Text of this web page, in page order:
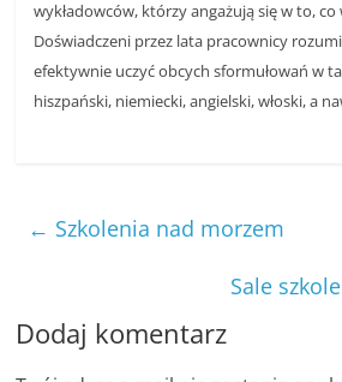
o
r
j
r
wykładowców, którzy angażują się w to,
Doświadczeni przez lata pracownicy
efektywnie uczyć obcych sformułowań w
hiszpański, niemiecki, angielski, włoski, a
← Szkolenia nad morzem
Sale
Dodaj komentarz